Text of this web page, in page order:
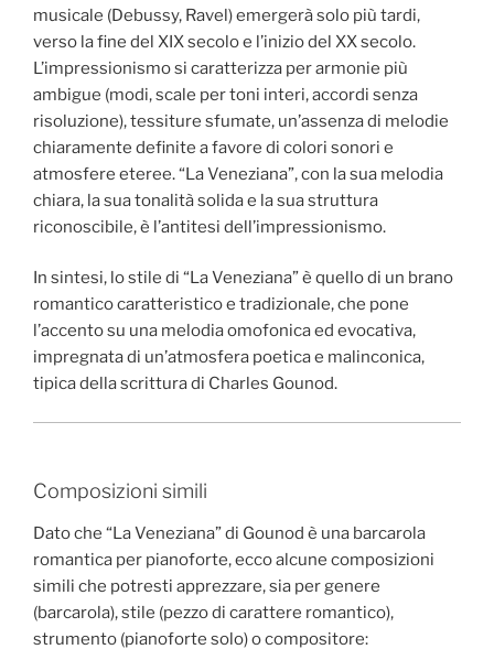
musicale (Debussy, Ravel) emergerà solo più tardi,
verso la fine del XIX secolo e l’inizio del XX secolo.
L’impressionismo si caratterizza per armonie più
ambigue (modi, scale per toni interi, accordi senza
risoluzione), tessiture sfumate, un’assenza di melodie
chiaramente definite a favore di colori sonori e
atmosfere eteree. “La Veneziana”, con la sua melodia
chiara, la sua tonalità solida e la sua struttura
riconoscibile, è l’antitesi dell’impressionismo.
In sintesi, lo stile di “La Veneziana” è quello di un brano
romantico caratteristico e tradizionale, che pone
l’accento su una melodia omofonica ed evocativa,
impregnata di un’atmosfera poetica e malinconica,
tipica della scrittura di Charles Gounod.
Composizioni simili
Dato che “La Veneziana” di Gounod è una barcarola
romantica per pianoforte, ecco alcune composizioni
simili che potresti apprezzare, sia per genere
(barcarola), stile (pezzo di carattere romantico),
strumento (pianoforte solo) o compositore: